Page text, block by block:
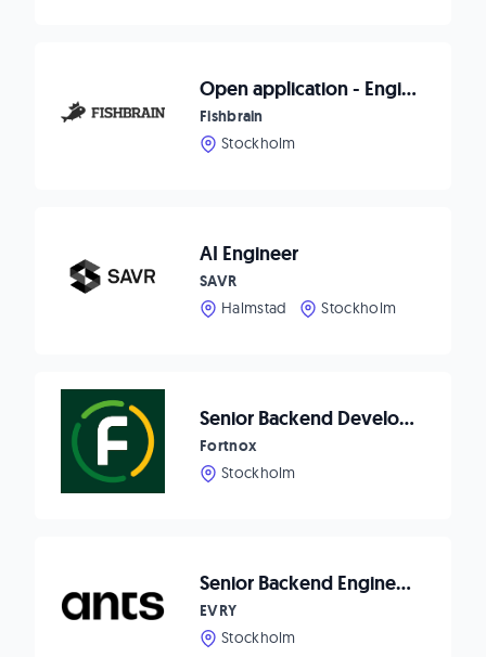
Open application - Engineering
Fishbrain
Stockholm
AI Engineer
SAVR
Halmstad
Stockholm
Senior Backend Developer
Fortnox
Stockholm
Senior Backend Engineer - HomeQ
EVRY
Stockholm